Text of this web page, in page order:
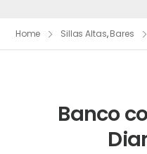
Home Sillas Altas,Bares
Banco